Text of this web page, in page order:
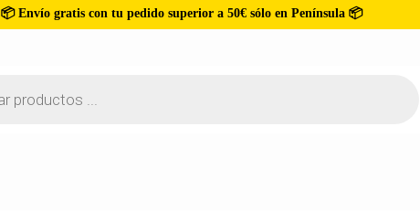
📦 Envío gratis con tu pedido superior a 50€ sólo en Península 📦